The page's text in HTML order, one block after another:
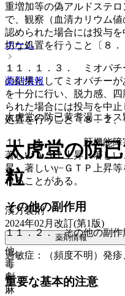
重増加等の偽アルドステ
で、観察（血清カリウム
認められた場合には投与
切な処置を行うこと〔８．
１１．１．３． ミオパチ
の結果としてミオパチー
を十分に行い、脱力感、
られた場合には投与を中
処置を行うこと〔８．２、
１１．１．４． 肝機能障
著しいＡＳＴ上昇、著し
昇、著しいγ−ＧＴＰ上昇
れることがある。
その他の副作用
１１．２． その他の副作
過敏症：（頻度不明）発疹
重要な基本的注意
ホーム
薬剤情報
太虎堂の防已黄耆湯エキス
太虎堂の防
粒
漢方製剤
2024年02月改訂(第1版)
薬剤情報
他
毒
劇
麻